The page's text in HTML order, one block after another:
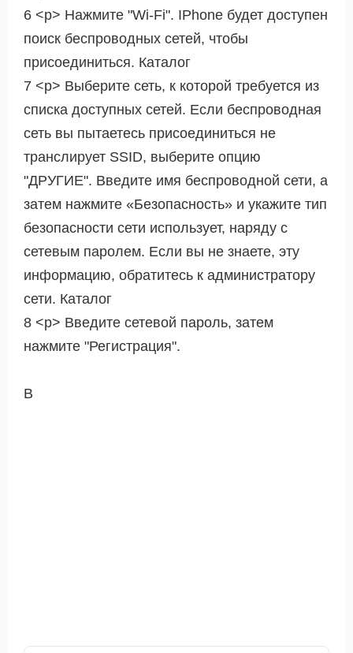
6 <р> Нажмите "Wi-Fi". IPhone будет доступен
поиск беспроводных сетей, чтобы
присоединиться. Каталог
7 <р> Выберите сеть, к которой требуется из
списка доступных сетей. Если беспроводная
сеть вы пытаетесь присоединиться не
транслирует SSID, выберите опцию
"ДРУГИЕ". Введите имя беспроводной сети, а
затем нажмите «Безопасность» и укажите тип
безопасности сети использует, наряду с
сетевым паролем. Если вы не знаете, эту
информацию, обратитесь к администратору
сети. Каталог
8 <р> Введите сетевой пароль, затем
нажмите "Регистрация".
В